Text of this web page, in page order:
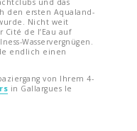
und das
den ersten Aqualand-
Nicht weit
de l’Eau auf
Wasservergnügen.
endlich einen
von Ihrem 4-
in Gallargues le